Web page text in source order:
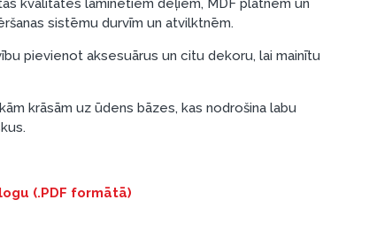
kvalitātes laminētiem dēļiem, MDF plātnēm un
sistēmu durvīm un atvilktnēm.
pievienot aksesuārus un citu dekoru, lai mainītu
krāsām uz ūdens bāzes, kas nodrošina labu
(.PDF formātā)